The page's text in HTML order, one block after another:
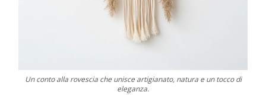
Un conto alla rovescia che unisce artigianato, natura e un tocco di
eleganza.